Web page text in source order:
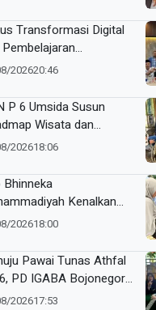
Program Magang
Transformasi Digital
Smamio Gelar
202620:46
P 6 Umsida Susun
Wisata dan
UMKM Halal Desa
202618:06
Bhinneka
Kenalkan
Perempuan Muda
Aisyiyah
202618:00
Pawai Tunas Athfal
PD IGABA Bojonegoro
Persepsi dan
202617:53